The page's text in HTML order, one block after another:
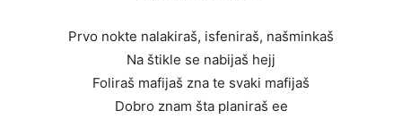
Prvo nokte nalakiraš, isfeniraš, našminkaš
Na štikle se nabijaš hejj
Foliraš mafijaš zna te svaki mafijaš
Dobro znam šta planiraš ee